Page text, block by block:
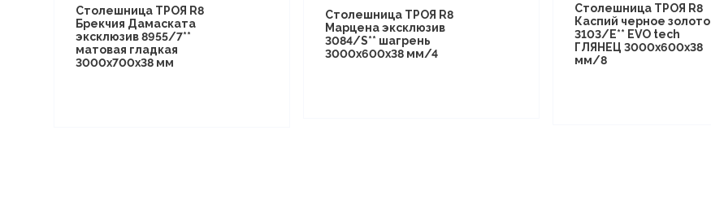
Столешница ТРОЯ R8
Брекчия Дамаската
эксклюзив 8955/7**
матовая гладкая
3000х700х38 мм
Столешница ТРОЯ R8
Марцена эксклюзив
3084/S** шагрень
3000х600х38 мм/4
Столешница ТРОЯ R8
Каспий черное золото
3103/E** EVO tech
ГЛЯНЕЦ 3000х600х38
мм/8